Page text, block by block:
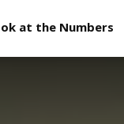
at the Numbers